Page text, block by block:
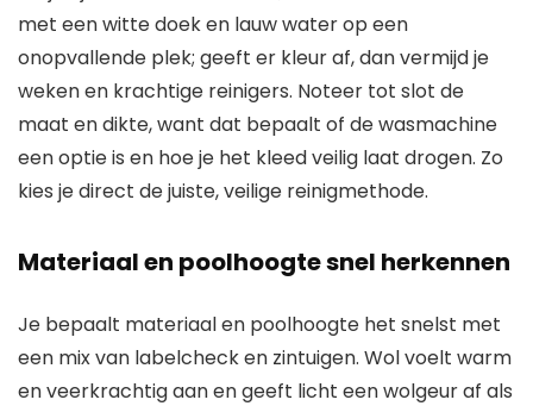
met een witte doek en lauw water op een
onopvallende plek; geeft er kleur af, dan vermijd je
weken en krachtige reinigers. Noteer tot slot de
maat en dikte, want dat bepaalt of de wasmachine
een optie is en hoe je het kleed veilig laat drogen. Zo
kies je direct de juiste, veilige reinigmethode.
Materiaal en poolhoogte snel herkennen
Je bepaalt materiaal en poolhoogte het snelst met
een mix van labelcheck en zintuigen. Wol voelt warm
en veerkrachtig aan en geeft licht een wolgeur af als